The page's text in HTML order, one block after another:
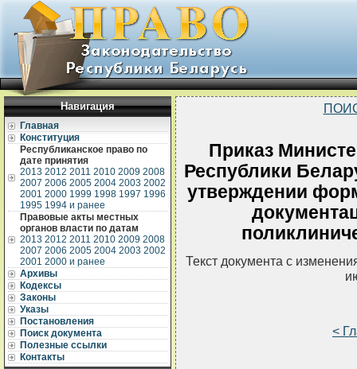
Навигация
Главная
Конституция
Республиканское право по
дате принятия
2013 2012 2011 2010 2009 2008
2007 2006 2005 2004 2003 2002
2001 2000 1999 1998 1997 1996
1995 1994 и ранее
Правовые акты местных
органов власти по датам
2013 2012 2011 2010 2009 2008
2007 2006 2005 2004 2003 2002
2001 2000 и ранее
Архивы
Кодексы
Законы
Указы
Постановления
Поиск документа
Полезные ссылки
Контакты
Приказ
Республики
утверждении
Текст документа с
<